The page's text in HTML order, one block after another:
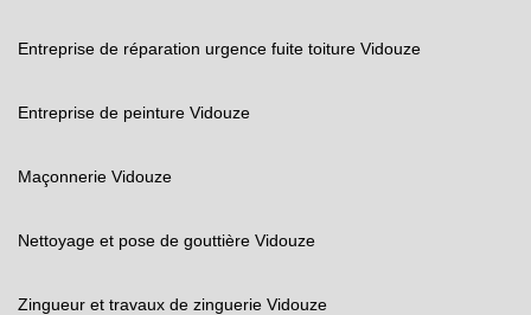
Entreprise de réparation urgence fuite toiture Vidouze
Entreprise de peinture Vidouze
Maçonnerie Vidouze
Nettoyage et pose de gouttière Vidouze
Zingueur et travaux de zinguerie Vidouze